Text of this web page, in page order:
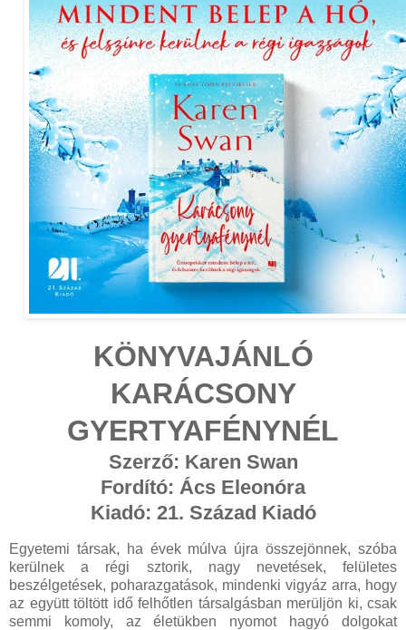
KÖNYVAJÁNLÓ
KARÁCSONY
GYERTYAFÉNYNÉL
Szerző: Karen Swan
Fordító: Ács Eleonóra
Kiadó: 21. Század Kiadó
Egyetemi társak, ha évek múlva újra összejönnek, szóba
kerülnek a régi sztorik, nagy nevetések, felületes
beszélgetések, poharazgatások, mindenki vigyáz arra, hogy
az együtt töltött idő felhőtlen társalgásban merüljön ki, csak
semmi komoly, az életükben nyomot hagyó dolgokat